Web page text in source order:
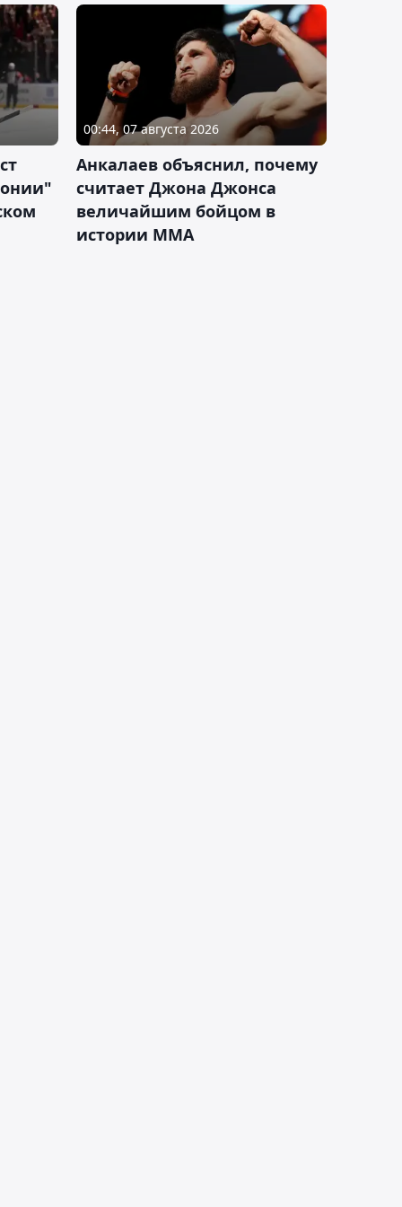
00:44, 07 августа 2026
Анкалаев объяснил, почему
считает Джона Джонса
величайшим бойцом в
истории ММА